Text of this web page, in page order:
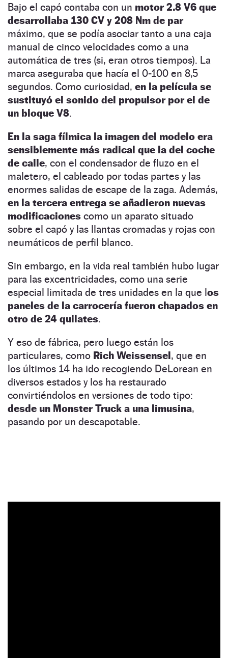
Bajo el capó contaba con un motor 2.8 V6 que
desarrollaba 130 CV y 208 Nm de par
máximo, que se podía asociar tanto a una caja
manual de cinco velocidades como a una
automática de tres (si, eran otros tiempos). La
marca aseguraba que hacía el 0-100 en 8,5
segundos. Como curiosidad, en la película se
sustituyó el sonido del propulsor por el de
un bloque V8.
En la saga fílmica la imagen del modelo era
sensiblemente más radical que la del coche
de calle, con el condensador de fluzo en el
maletero, el cableado por todas partes y las
enormes salidas de escape de la zaga. Además,
en la tercera entrega se añadieron nuevas
modificaciones como un aparato situado
sobre el capó y las llantas cromadas y rojas con
neumáticos de perfil blanco.
Sin embargo, en la vida real también hubo lugar
para las excentricidades, como una serie
especial limitada de tres unidades en la que los
paneles de la carrocería fueron chapados en
otro de 24 quilates.
Y eso de fábrica, pero luego están los
particulares, como Rich Weissensel, que en
los últimos 14 ha ido recogiendo DeLorean en
diversos estados y los ha restaurado
convirtiéndolos en versiones de todo tipo:
desde un Monster Truck a una limusina,
pasando por un descapotable.